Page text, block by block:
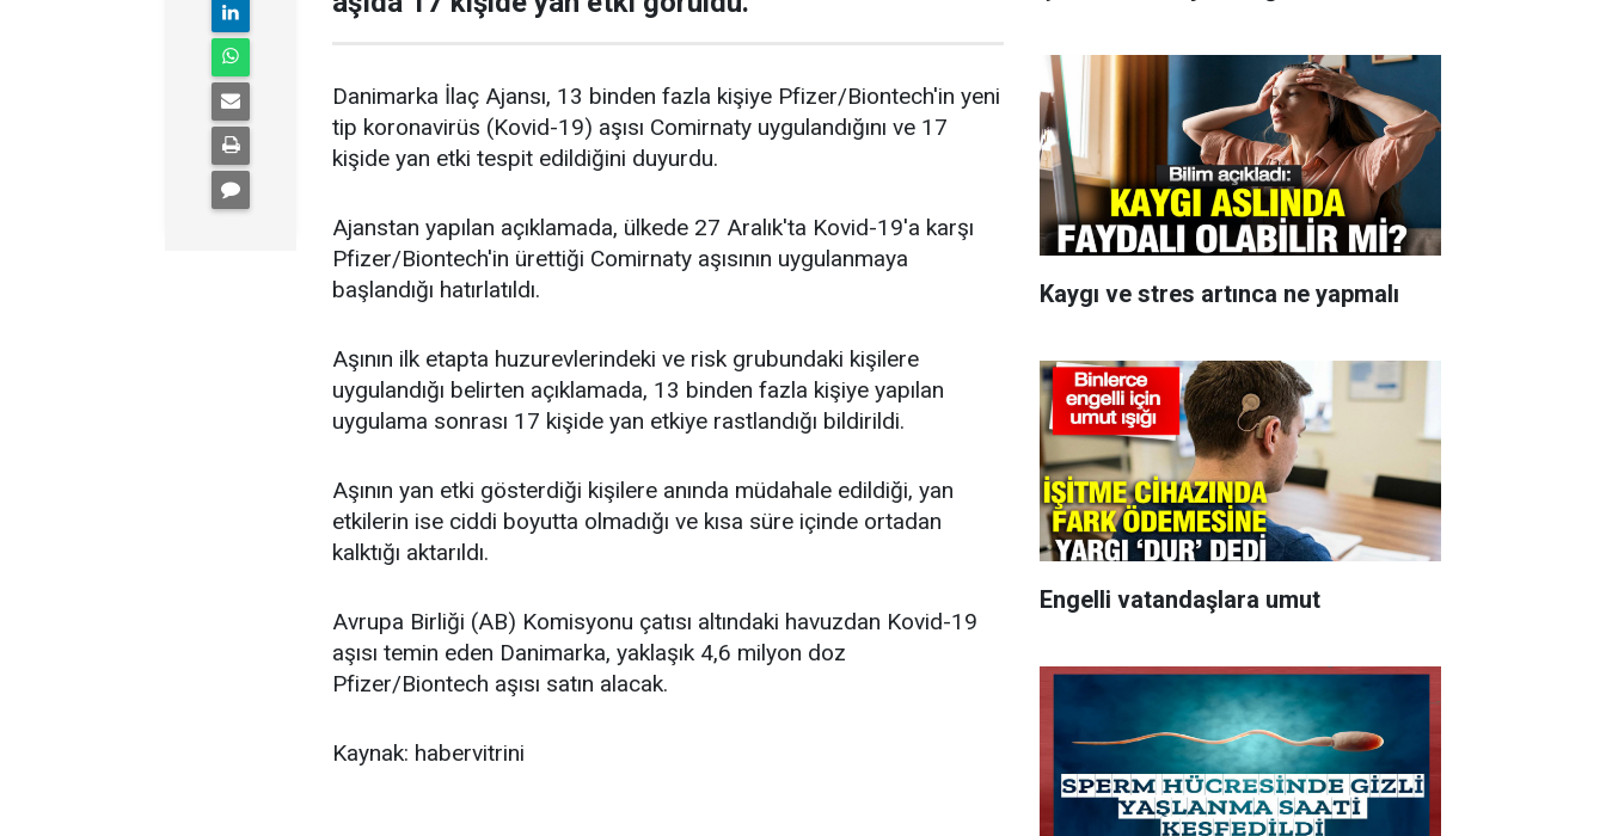
Danimarka İlaç Ajansı, 13 binden fazla kişiye Pfizer/Biontech'in yeni
tip koronavirüs (Kovid-19) aşısı Comirnaty uygulandığını ve 17
kişide yan etki tespit edildiğini duyurdu.
Ajanstan yapılan açıklamada, ülkede 27 Aralık'ta Kovid-19'a karşı
Pfizer/Biontech'in ürettiği Comirnaty aşısının uygulanmaya
başlandığı hatırlatıldı.
Aşının ilk etapta huzurevlerindeki ve risk grubundaki kişilere
uygulandığı belirten açıklamada, 13 binden fazla kişiye yapılan
uygulama sonrası 17 kişide yan etkiye rastlandığı bildirildi.
Aşının yan etki gösterdiği kişilere anında müdahale edildiği, yan
etkilerin ise ciddi boyutta olmadığı ve kısa süre içinde ortadan
kalktığı aktarıldı.
Avrupa Birliği (AB) Komisyonu çatısı altındaki havuzdan Kovid-19
aşısı temin eden Danimarka, yaklaşık 4,6 milyon doz
Pfizer/Biontech aşısı satın alacak.
Kaynak: habervitrini
Kaygı ve stres artınca ne yapmalı
Engelli vatandaşlara umut